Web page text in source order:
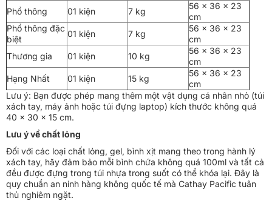
Phổ thông 01 kiện 7 kg
56 x 36 x 23
cm
Phổ thông đặc
biệt
01 kiện 7 kg
56 x 36 x 23
cm
Thương gia
01 kiện 10 kg
56 x 36 x 23
cm
Hạng Nhất
01 kiện 15 kg
56 x 36 x 23
cm
Lưu ý: Bạn được phép mang thêm một vật dụng cá nhân nhỏ (túi
xách tay, máy ảnh hoặc túi đựng laptop) kích thước không quá
40 x 30 x 15 cm.
Lưu ý về chất lỏng
Đối với các loại chất lỏng, gel, bình xịt mang theo trong hành lý
xách tay, hãy đảm bảo mỗi bình chứa không quá 100ml và tất cả
đều được đựng trong túi nhựa trong suốt có thể khóa lại. Đây là
quy chuẩn an ninh hàng không quốc tế mà Cathay Pacific tuân
thủ nghiêm ngặt.